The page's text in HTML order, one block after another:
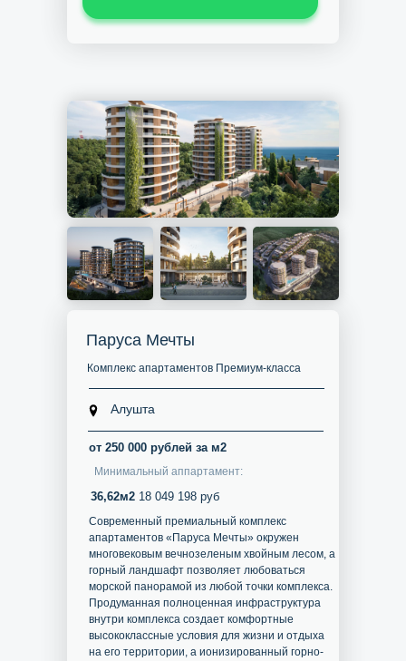
Паруса Мечты
от 250 000 рублей за м2
Комплекс апартаментов Премиум-класса
Минимальный аппартамент:
Современный премиальный комплекс
апартаментов «Паруса Мечты» окружен
многовековым вечнозеленым хвойным лесом, а
горный ландшафт позволяет любоваться
морской панорамой из любой точки комплекса.
Продуманная полноценная инфраструктура
внутри комплекса создает комфортные
высококлассные условия для жизни и отдыха
на его территории, а ионизированный горно-
36,62м2 18 049 198 руб
Алушта